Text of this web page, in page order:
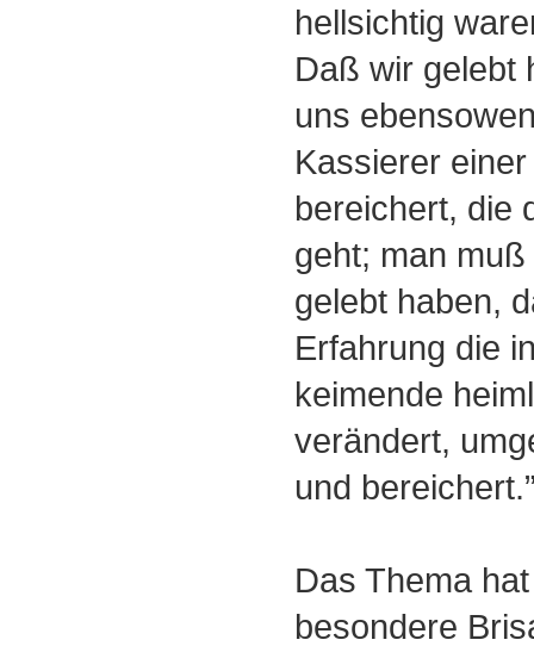
hellsichtig
Daß wir gelebt
uns
Kassierer
bereichert, die
geht; man
gelebt haben,
Erfahrung die
keimende
verändert,
und
Das Thema
besondere